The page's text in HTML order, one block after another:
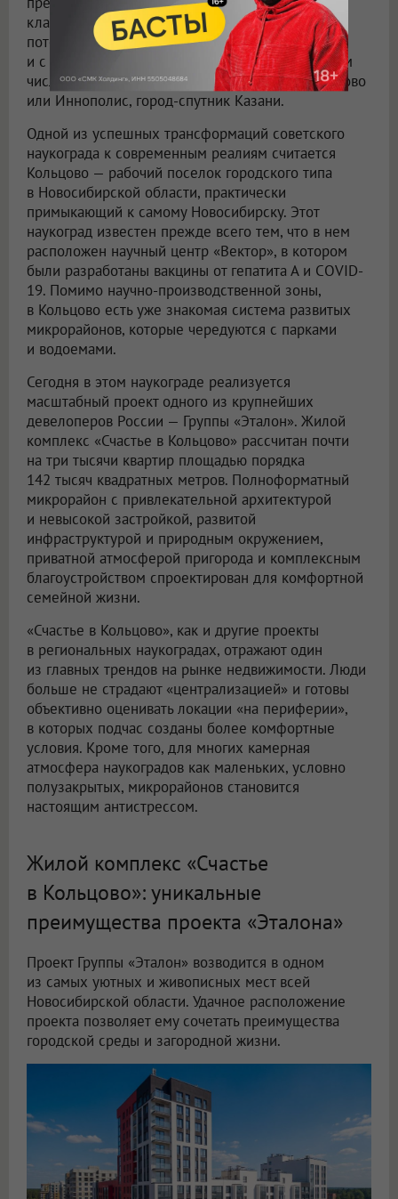
кластеры и «бизнес-инкубаторы» с высоким
потенциалом. Наукограды тесно связаны
и с другим определением — техноградами, в том
числе созданными с нуля, как, например, Сколково
или Иннополис, город-спутник Казани.
Одной из успешных трансформаций советского
наукограда к современным реалиям считается
Кольцово — рабочий поселок городского типа
в Новосибирской области, практически
примыкающий к самому Новосибирску. Этот
наукоград известен прежде всего тем, что в нем
расположен научный центр «Вектор», в котором
были разработаны вакцины от гепатита А и COVID-
19. Помимо научно-производственной зоны,
в Кольцово есть уже знакомая система развитых
микрорайонов, которые чередуются с парками
и водоемами.
Сегодня в этом наукограде реализуется
масштабный проект одного из крупнейших
девелоперов России — Группы «Эталон». Жилой
комплекс «Счастье в Кольцово» рассчитан почти
на три тысячи квартир площадью порядка
142 тысяч квадратных метров. Полноформатный
микрорайон с привлекательной архитектурой
и невысокой застройкой, развитой
инфраструктурой и природным окружением,
приватной атмосферой пригорода и комплексным
благоустройством спроектирован для комфортной
семейной жизни.
«Счастье в Кольцово», как и другие проекты
в региональных наукоградах, отражают один
из главных трендов на рынке недвижимости. Люди
больше не страдают «централизацией» и готовы
объективно оценивать локации «на периферии»,
в которых подчас созданы более комфортные
условия. Кроме того, для многих камерная
атмосфера наукоградов как маленьких, условно
полузакрытых, микрорайонов становится
настоящим антистрессом.
Жилой комплекс «Счастье
в Кольцово»: уникальные
преимущества проекта «Эталона»
Проект Группы «Эталон» возводится в одном
из самых уютных и живописных мест всей
Новосибирской области. Удачное расположение
проекта позволяет ему сочетать преимущества
городской среды и загородной жизни.